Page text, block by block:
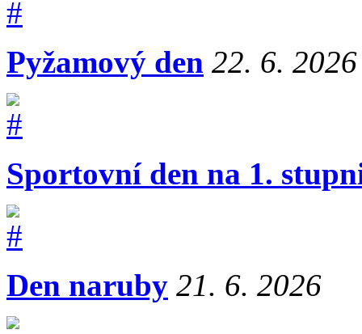
Pyžamový den 22. 6. 2026
Sportovní den na 1.
Den naruby 21. 6. 2026